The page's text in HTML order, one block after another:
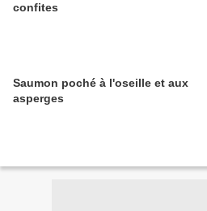
confites
Saumon poché à l'oseille et aux
asperges